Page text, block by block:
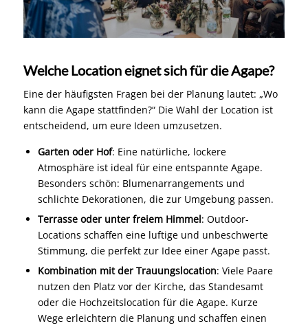
Welche Location eignet sich für die Agape?
Eine der häufigsten Fragen bei der Planung lautet: „Wo
kann die Agape stattfinden?“ Die Wahl der Location ist
entscheidend, um eure Ideen umzusetzen.
Garten oder Hof: Eine natürliche, lockere
Atmosphäre ist ideal für eine entspannte Agape.
Besonders schön: Blumenarrangements und
schlichte Dekorationen, die zur Umgebung passen.
Terrasse oder unter freiem Himmel: Outdoor-
Locations schaffen eine luftige und unbeschwerte
Stimmung, die perfekt zur Idee einer Agape passt.
Kombination mit der Trauungslocation: Viele Paare
nutzen den Platz vor der Kirche, das Standesamt
oder die Hochzeitslocation für die Agape. Kurze
Wege erleichtern die Planung und schaffen einen